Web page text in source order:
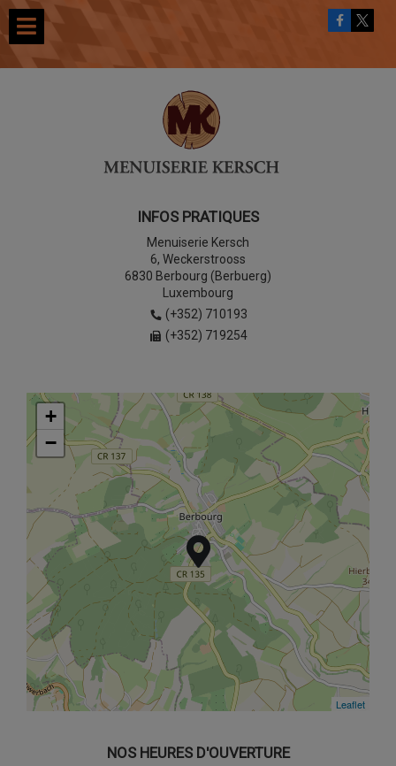
INFOS PRATIQUES
Menuiserie Kersch
6, Weckerstrooss
6830 Berbourg (Berbuerg)
Luxembourg
(+352) 710193
(+352) 719254
+
−
Leaflet
+
−
Leaflet
NOS HEURES D'OUVERTURE